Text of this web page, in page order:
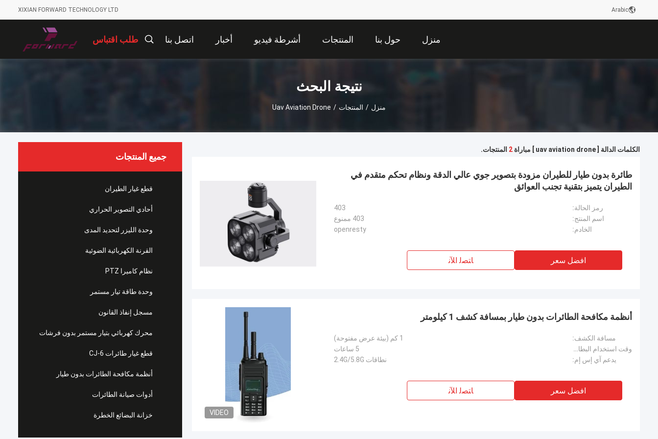
XIXIAN FORWARD TECHNOLOGY LTD Arabic
منزل حول بنا المنتجات أشرطة فيديو أخبار اتصل بنا طلب اقتباس
نتيجة البحث
منزل / المنتجات /
Uav Aviation Drone
جميع المنتجات
قطع غيار الطيران
أحادي التصوير الحراري
وحدة الليزر لتحديد المدى
القرنة الكهربائية الضوئية
نظام كاميرا PTZ
وحدة طاقة تيار مستمر
مسجل إنفاذ القانون
محرك كهربائي بتيار مستمر بدون فرشات
قطع غيار طائرات CJ-6
أنظمة مكافحة الطائرات بدون طيار
أدوات صيانة الطائرات
خزانة البضائع الخطرة
الكلمات الدالة [ uav aviation drone ] مباراة 2 المنتجات.
طائرة بدون طيار للطيران مزودة بتصوير جوي عالي الدقة ونظام تحكم متقدم في
الطيران يتميز بتقنية تجنب العوائق
رمز الحالة:
403
اسم المنتج:
403 ممنوع
الخادم:
openresty
افضل سعر ﺎﺘﺼﻟ ﺍﻶﻧ
VIDEO
أنظمة مكافحة الطائرات بدون طيار بمسافة كشف 1 كيلومتر
مسافة الكشف:
1 كم (بيئة عرض مفتوحة)
وقت استخدام البطارية:
5 ساعات
يدعم آي إس إم:
نطاقات 2.4G/5.8G
افضل سعر ﺎﺘﺼﻟ ﺍﻶﻧ